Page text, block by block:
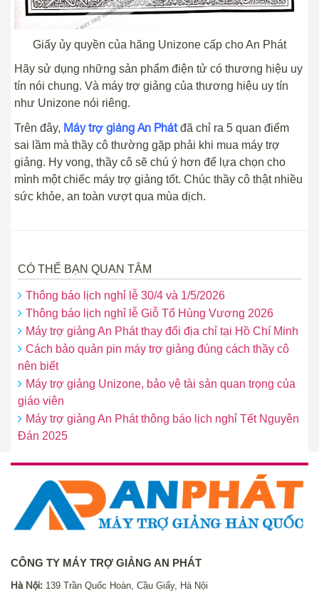
Giấy ủy quyền của hãng Unizone cấp cho An Phát
Hãy sử dụng những sản phẩm điện tử có thương hiệu uy
tín nói chung. Và máy trợ giảng của thương hiệu uy tín
như Unizone nói riêng.
Trên đây, Máy trợ giảng An Phátđã chỉ ra 5 quan điểm
sai lầm mà thầy cô thường gặp phải khi mua máy trợ
giảng. Hy vong, thầy cô sẽ chú ý hơn để lựa chọn cho
mình một chiếc máy trợ giảng tốt. Chúc thầy cô thật nhiều
sức khỏe, an toàn vượt qua mùa dịch.
CÓ THỂ BẠN QUAN TÂM
Thông báo lịch nghỉ lễ 30/4 và 1/5/2026
Thông báo lịch nghỉ lễ Giỗ Tổ Hùng Vương 2026
Máy trợ giảng An Phát thay đổi địa chỉ tại Hồ Chí Minh
Cách bảo quản pin máy trợ giảng đúng cách thầy cô
nên biết
Máy trợ giảng Unizone, bảo vệ tài sản quan trọng của
giáo viên
Máy trợ giảng An Phát thông báo lịch nghỉ Tết Nguyên
Đán 2025
CÔNG TY MÁY TRỢ GIẢNG AN PHÁT
Hà Nội: 139 Trần Quốc Hoàn, Cầu Giấy, Hà Nội